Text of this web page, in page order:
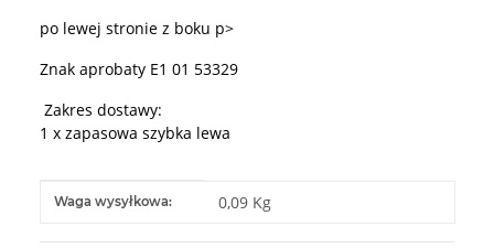
po lewej stronie z boku p>
Znak aprobaty E1 01 53329
Zakres dostawy:
1 x zapasowa szybka lewa
#productDetails.itemInformation#
#productDetails.itemValue#
Waga wysyłkowa: 0,09 Kg